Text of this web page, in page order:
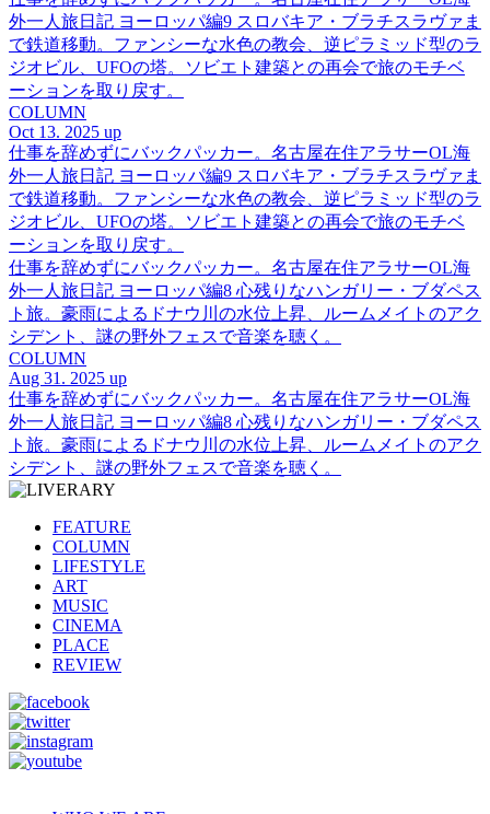
外一人旅日記 ヨーロッパ編9 スロバキア・ブラチスラヴァま
で鉄道移動。ファンシーな水色の教会、逆ピラミッド型のラ
ジオビル、UFOの塔。ソビエト建築との再会で旅のモチベ
ーションを取り戻す。
COLUMN
Oct 13. 2025 up
仕事を辞めずにバックパッカー。名古屋在住アラサーOL海
外一人旅日記 ヨーロッパ編9 スロバキア・ブラチスラヴァま
で鉄道移動。ファンシーな水色の教会、逆ピラミッド型のラ
ジオビル、UFOの塔。ソビエト建築との再会で旅のモチベ
ーションを取り戻す。
仕事を辞めずにバックパッカー。名古屋在住アラサーOL海
外一人旅日記 ヨーロッパ編8 心残りなハンガリー・ブダペス
ト旅。豪雨によるドナウ川の水位上昇、ルームメイトのアク
シデント、謎の野外フェスで音楽を聴く。
COLUMN
Aug 31. 2025 up
仕事を辞めずにバックパッカー。名古屋在住アラサーOL海
外一人旅日記 ヨーロッパ編8 心残りなハンガリー・ブダペス
ト旅。豪雨によるドナウ川の水位上昇、ルームメイトのアク
シデント、謎の野外フェスで音楽を聴く。
FEATURE
COLUMN
LIFESTYLE
ART
MUSIC
CINEMA
PLACE
REVIEW